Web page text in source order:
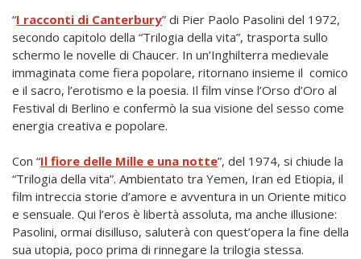
“I racconti di Canterbury” di Pier Paolo Pasolini del 1972,
secondo capitolo della “Trilogia della vita”, trasporta sullo
schermo le novelle di Chaucer. In un’Inghilterra medievale
immaginata come fiera popolare, ritornano insieme il comico
e il sacro, l’erotismo e la poesia. Il film vinse l’Orso d’Oro al
Festival di Berlino e confermò la sua visione del sesso come
energia creativa e popolare.
Con “Il fiore delle Mille e una notte”, del 1974, si chiude la
“Trilogia della vita”. Ambientato tra Yemen, Iran ed Etiopia, il
film intreccia storie d’amore e avventura in un Oriente mitico
e sensuale. Qui l’eros è libertà assoluta, ma anche illusione:
Pasolini, ormai disilluso, saluterà con quest’opera la fine della
sua utopia, poco prima di rinnegare la trilogia stessa.